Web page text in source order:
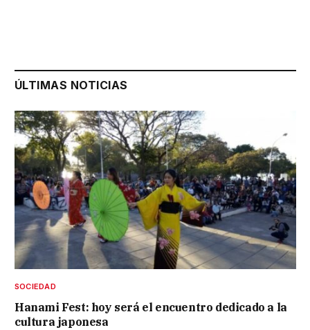
ÚLTIMAS NOTICIAS
SOCIEDAD
Hanami Fest: hoy será el encuentro dedicado a la
cultura japonesa